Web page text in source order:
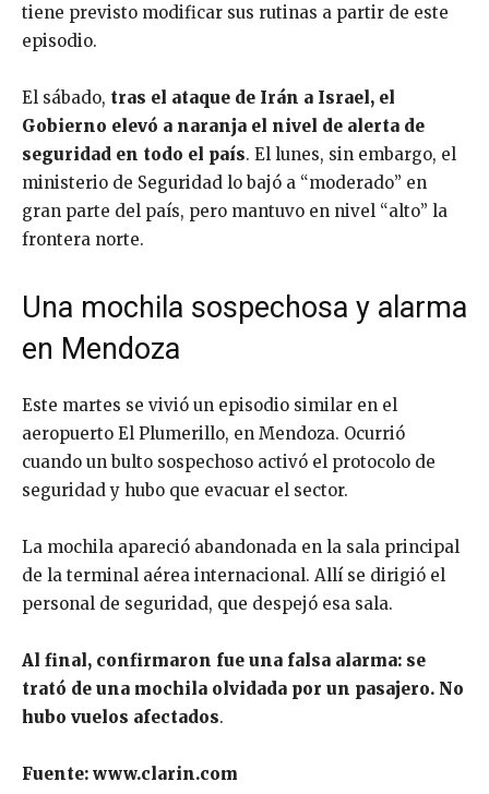
tiene previsto modificar sus rutinas a partir de este
episodio.
El sábado, tras el ataque de Irán a Israel, el
Gobierno elevó a naranja el nivel de alerta de
seguridad en todo el país. El lunes, sin embargo, el
ministerio de Seguridad lo bajó a “moderado” en
gran parte del país, pero mantuvo en nivel “alto” la
frontera norte.
Una mochila sospechosa y alarma
en Mendoza
Este martes se vivió un episodio similar en el
aeropuerto El Plumerillo, en Mendoza. Ocurrió
cuando un bulto sospechoso activó el protocolo de
seguridad y hubo que evacuar el sector.
La mochila apareció abandonada en la sala principal
de la terminal aérea internacional. Allí se dirigió el
personal de seguridad, que despejó esa sala.
Al final, confirmaron fue una falsa alarma: se
trató de una mochila olvidada por un pasajero. No
hubo vuelos afectados.
Fuente: www.clarin.com